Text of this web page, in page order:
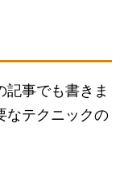
記事でも書きま
なテクニックの